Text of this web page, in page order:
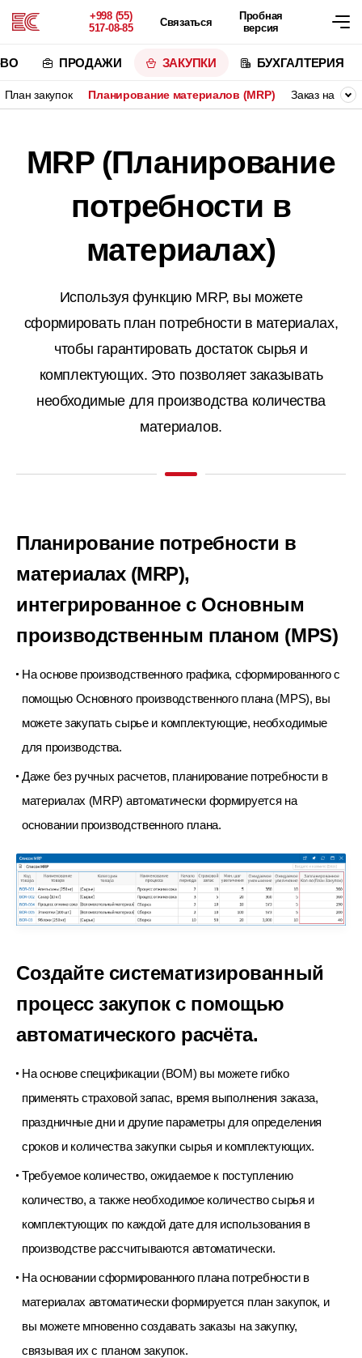
+998 (55)
517-08-85
Связаться
Пробная
версия
ПРОДАЖИ ЗАКУПКИ БУХГАЛТЕРИЯ
План закупок Планирование материалов (MRP) Заказ на
MRP (Планирование
потребности в
материалах)
Используя функцию MRP, вы можете
сформировать план потребности в материалах,
чтобы гарантировать достаток сырья и
комплектующих. Это позволяет заказывать
необходимые для производства количества
материалов.
Планирование потребности в
материалах (MRP),
интегрированное сОсновным
производственным планом (MPS)
На основе производственного графика, сформированного с
помощью Основного производственного плана (MPS), вы
можетезакупать сырье и комплектующие, необходимые
для производства.
Даже без ручных расчетов, планирование потребности в
материалах (MRP) автоматически формируется на
основаниипроизводственного плана.
Создайте систематизированный
процесс закупокс помощью
автоматического расчёта.
На основе спецификации (BOM) вы можете гибко
применять страховой запас, время выполнения заказа,
праздничные дни и другие параметры для определения
сроков и количества закупки сырья и комплектующих.
Требуемое количество, ожидаемое к поступлению
количество, а также необходимое количество сырья и
комплектующих по каждой дате для использования в
производстве рассчитываются автоматически.
На основании сформированного плана потребности в
материалах автоматически формируется план закупок, и
вы можете мгновенно создавать заказы на закупку,
связывая их с планом закупок.